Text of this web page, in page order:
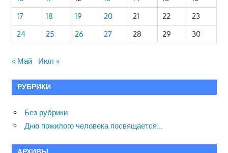
17
18 19 20 21 22
23
24
25 26 27 28 29 30
« Май Июл »
РУБРИКИ
Без рубрики
Дню пожилого человека посвящается…